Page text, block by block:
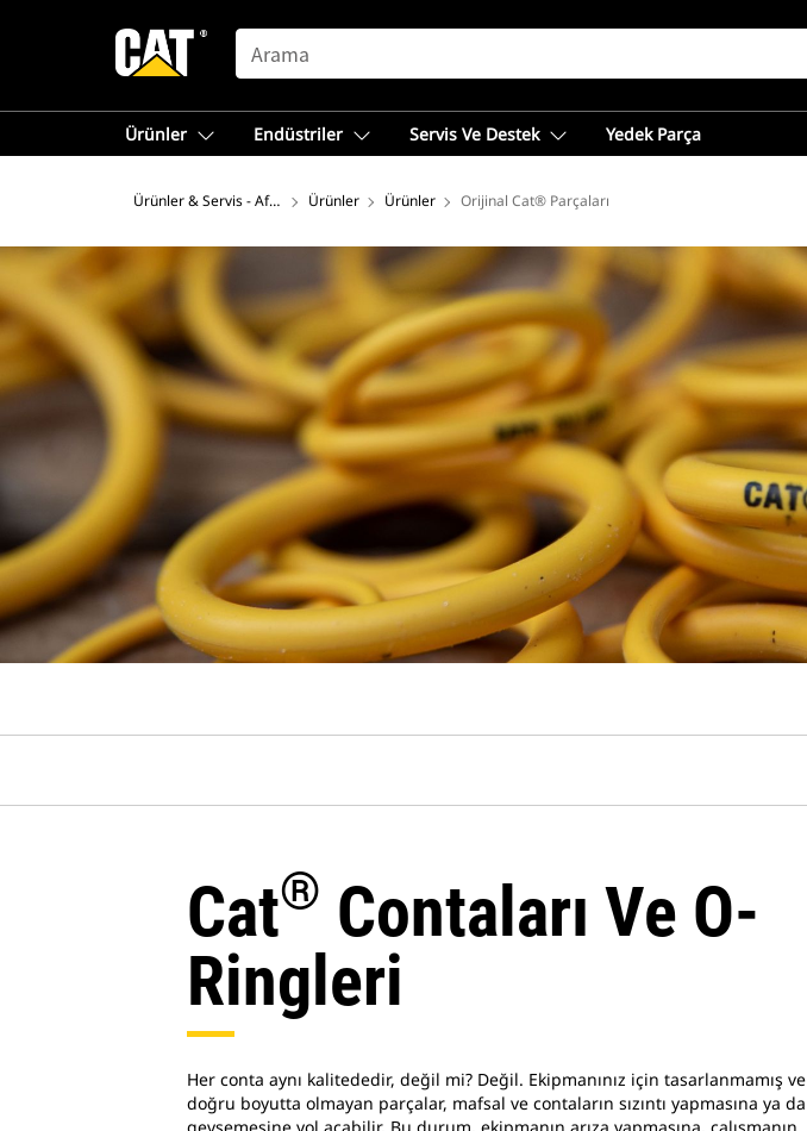
SEARCH
Ürünler Endüstriler Servis Ve Destek Yedek Parça
Ürünler & Servis - Afrika, Orta Doğu
Ürünler Ürünler Orijinal Cat® Parçaları
Cat® Contaları Ve O-
Ringleri
Her conta aynı kalitededir, değil mi? Değil. Ekipmanınız için tasarlanmamış ve
doğru boyutta olmayan parçalar, mafsal ve contaların sızıntı yapmasına ya da